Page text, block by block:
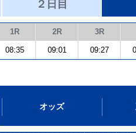
２日目
1R 2R 3R
08:35 09:01 09:27
オッズ